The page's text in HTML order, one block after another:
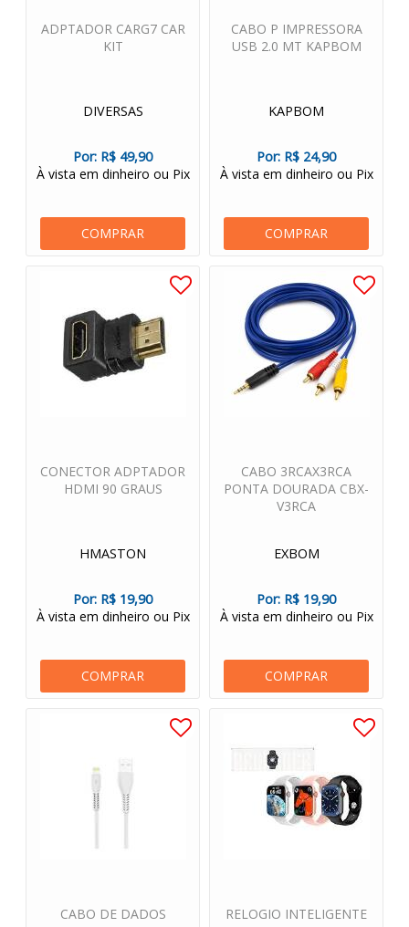
ADPTADOR CARG7 CAR
KIT
DIVERSAS
Por: R$ 49,90
À vista em dinheiro ou Pix
COMPRAR
CABO P IMPRESSORA
USB 2.0 MT KAPBOM
KAPBOM
Por: R$ 24,90
À vista em dinheiro ou Pix
COMPRAR
CONECTOR ADPTADOR
HDMI 90 GRAUS
HMASTON
Por: R$ 19,90
À vista em dinheiro ou Pix
COMPRAR
CABO 3RCAX3RCA
PONTA DOURADA CBX-
V3RCA
EXBOM
Por: R$ 19,90
À vista em dinheiro ou Pix
COMPRAR
CABO DE DADOS
RELOGIO INTELIGENTE